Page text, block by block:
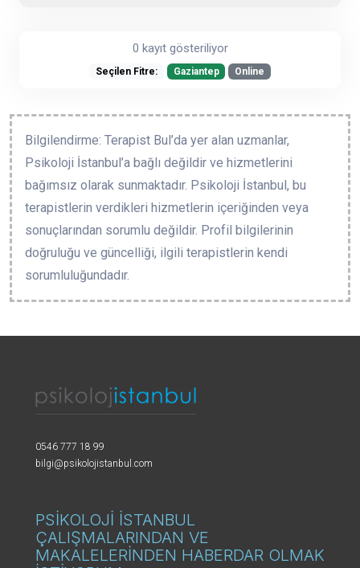
0 kayıt gösteriliyor
Seçilen Fitre: Gaziantep Online
Bilgilendirme: Terapist Bul’da yer alan uzmanlar,
Psikoloji İstanbul’a bağlı değildir ve hizmetlerini
bağımsız olarak sunmaktadır. Psikoloji İstanbul, bu
terapistlerin verdikleri hizmetlerin içeriğinden veya
sonuçlarından sorumlu değildir. Profil bilgilerinin
doğruluğu ve güncelliği, ilgili terapistlerin kendi
sorumluluğundadır.
0546 777 18 99
bilgi@psikolojistanbul.com
PSİKOLOJİ İSTANBUL
ÇALIŞMALARINDAN VE
MAKALELERİNDEN HABERDAR OLMAK